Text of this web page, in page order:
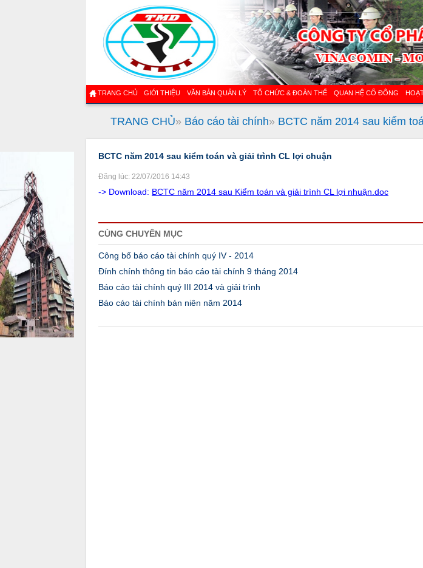
TRANG CHỦ GIỚI THIỆU VĂN BẢN QUẢN LÝ TỔ CHỨC & ĐOÀN THỂ QUAN HỆ CỔ ĐÔNG
TRANG CHỦ» Báo cáo tài chính» BCTC năm 2014 sau kiểm
BCTC năm 2014 sau kiểm toán và giải trình CL lợi chuận
Đăng lúc: 22/07/2016 14:43
-> Download: BCTC năm 2014 sau Kiểm toán và giải trình CL lợi nhuận.doc
CÙNG CHUYÊN MỤC
Công bố báo cáo tài chính quý IV - 2014
Đính chính thông tin báo cáo tài chính 9 tháng 2014
Báo cáo tài chính quý III 2014 và giải trình
Báo cáo tài chính bán niên năm 2014